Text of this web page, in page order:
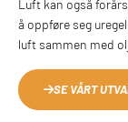
Luft kan også
å oppføre seg
luft sammen med
SE VÅRT